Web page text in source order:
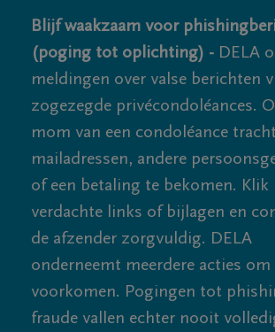
Blijf waakzaam voor
(poging tot oplichting) - DELA
meldingen over valse berichten
zogezegde privécondoléances.
mom van een condoléance
mailadressen, andere
of een betaling te bekomen. Klik
verdachte links of bijlagen en
de afzender zorgvuldig. DELA
onderneemt meerdere acties
voorkomen. Pogingen tot
fraude vallen echter nooit